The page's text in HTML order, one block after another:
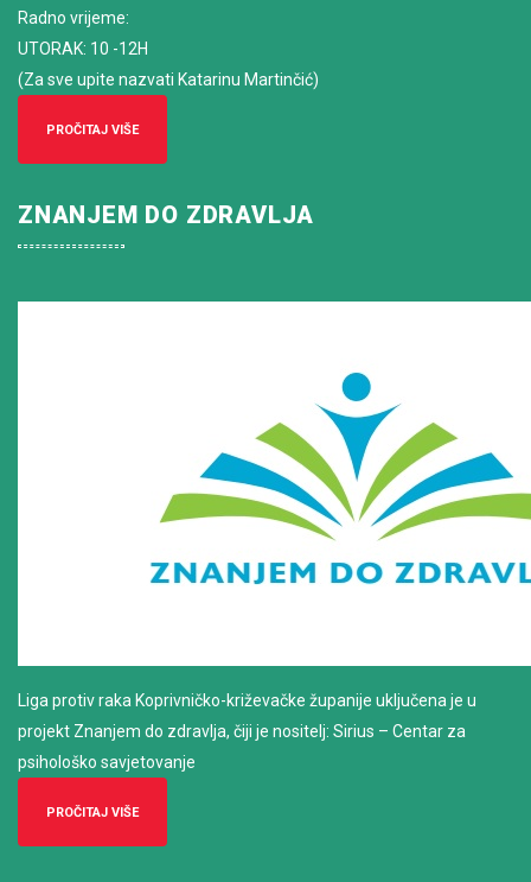
Radno vrijeme:
UTORAK: 10 -12H
(Za sve upite nazvati Katarinu Martinčić)
PROČITAJ VIŠE
ZNANJEM DO ZDRAVLJA
Liga protiv raka Koprivničko-križevačke županije uključena je u
projekt Znanjem do zdravlja, čiji je nositelj: Sirius – Centar za
psihološko savjetovanje
PROČITAJ VIŠE